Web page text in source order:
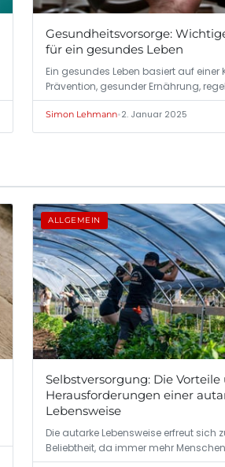
Gesundheitsvorsorge:
für ein gesundes Leben
Ein gesundes Leben basiert auf
Prävention, gesunder Ernährung,
Simon Lehmann•2. Januar 2025
ALLGEMEIN
Selbstversorgung: Die Vorteile
Herausforderungen einer
Lebensweise
Die autarke Lebensweise erfreut sich
Beliebtheit, da immer mehr